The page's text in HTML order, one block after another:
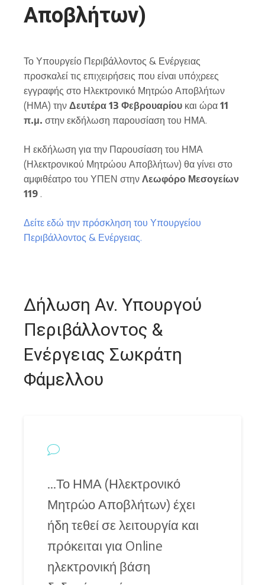
Αποβλήτων)
Το Υπουργείο Περιβάλλοντος & Ενέργειας
προσκαλεί τις επιχειρήσεις που είναι υπόχρεες
εγγραφής στο Ηλεκτρονικό Μητρώο Αποβλήτων
(ΗΜΑ) την Δευτέρα 13 Φεβρουαρίου και ώρα 11
π.μ. στην εκδήλωση παρουσίαση του ΗΜΑ.
Η εκδήλωση για την Παρουσίαση του ΗΜΑ
(Ηλεκτρονικού Μητρώου Αποβλήτων) θα γίνει στο
αμφιθέατρο του ΥΠΕΝ στην Λεωφόρο Μεσογείων
119 .
Δείτε εδώ την πρόσκληση του Υπουργείου
Περιβάλλοντος & Ενέργειας.
Δήλωση Αν. Υπουργού
Περιβάλλοντος &
Ενέργειας Σωκράτη
Φάμελλου
…Το ΗΜΑ (Ηλεκτρονικό
Μητρώο Αποβλήτων) έχει
ήδη τεθεί σε λειτουργία και
πρόκειται για Online
ηλεκτρονική βάση